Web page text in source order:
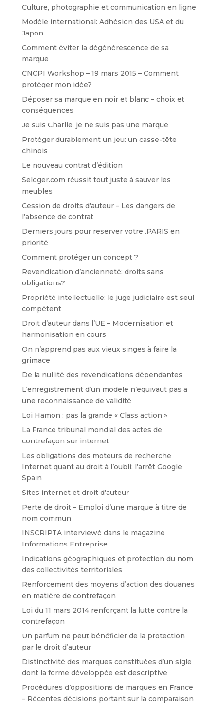
Culture, photographie et communication en ligne
Modèle international: Adhésion des USA et du
Japon
Comment éviter la dégénérescence de sa
marque
CNCPI Workshop – 19 mars 2015 – Comment
protéger mon idée?
Déposer sa marque en noir et blanc – choix et
conséquences
Je suis Charlie, je ne suis pas une marque
Protéger durablement un jeu: un casse-tête
chinois
Le nouveau contrat d’édition
Seloger.com réussit tout juste à sauver les
meubles
Cession de droits d’auteur – Les dangers de
l’absence de contrat
Derniers jours pour réserver votre .PARIS en
priorité
Comment protéger un concept ?
Revendication d’ancienneté: droits sans
obligations?
Propriété intellectuelle: le juge judiciaire est seul
compétent
Droit d’auteur dans l’UE – Modernisation et
harmonisation en cours
On n’apprend pas aux vieux singes à faire la
grimace
De la nullité des revendications dépendantes
L’enregistrement d’un modèle n’équivaut pas à
une reconnaissance de validité
Loi Hamon : pas la grande « Class action »
La France tribunal mondial des actes de
contrefaçon sur internet
Les obligations des moteurs de recherche
Internet quant au droit à l’oubli: l’arrêt Google
Spain
Sites internet et droit d’auteur
Perte de droit – Emploi d’une marque à titre de
nom commun
INSCRIPTA interviewé dans le magazine
Informations Entreprise
Indications géographiques et protection du nom
des collectivités territoriales
Renforcement des moyens d’action des douanes
en matière de contrefaçon
Loi du 11 mars 2014 renforçant la lutte contre la
contrefaçon
Un parfum ne peut bénéficier de la protection
par le droit d’auteur
Distinctivité des marques constituées d’un sigle
dont la forme développée est descriptive
Procédures d’oppositions de marques en France
– Récentes décisions portant sur la comparaison